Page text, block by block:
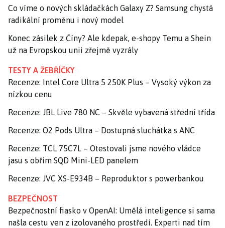
Co víme o nových skládačkách Galaxy Z? Samsung chystá
radikální proměnu i nový model
Konec zásilek z Číny? Ale kdepak, e-shopy Temu a Shein
už na Evropskou unii zřejmě vyzrály
TESTY A ŽEBŘÍČKY
Recenze: Intel Core Ultra 5 250K Plus – Vysoký výkon za
nízkou cenu
Recenze: JBL Live 780 NC – Skvěle vybavená střední třída
Recenze: O2 Pods Ultra – Dostupná sluchátka s ANC
Recenze: TCL 75C7L – Otestovali jsme nového vládce
jasu s obřím SQD Mini-LED panelem
Recenze: JVC XS-E934B – Reproduktor s powerbankou
BEZPEČNOST
Bezpečnostní fiasko v OpenAI: Umělá inteligence si sama
našla cestu ven z izolovaného prostředí. Experti nad tím